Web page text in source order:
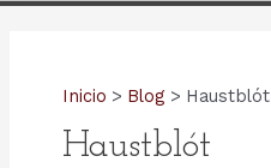
Inicio Blog Haustblót
Haustblót